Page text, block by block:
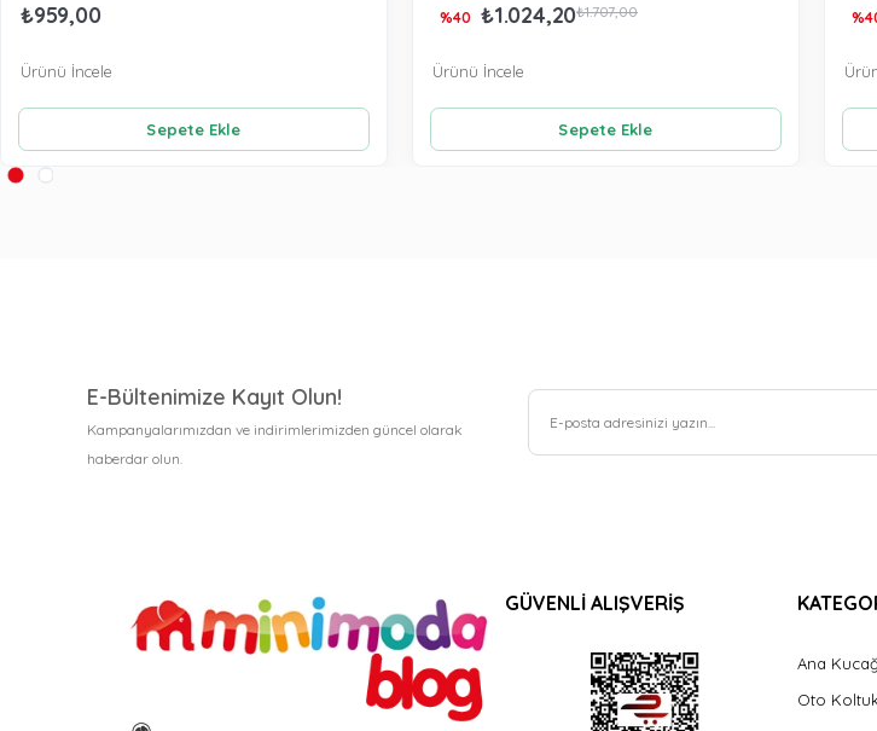
₺959,00
Sepete Ekle
Ürünü İncele
₺1.024,20₺1.707,00
%40
Sepete Ekle
Ürünü İncele
E-Bültenimize Kayıt Olun!
Kampanyalarımızdan ve indirimlerimizden güncel olarak
haberdar olun.
GÜVENLİ ALIŞVERİŞ
Ana
Oto